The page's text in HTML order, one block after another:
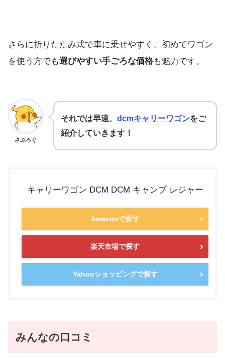
さらに折りたたみ式で車に乗せやすく、初めてワゴン
を使う方でも選びやすい手ごろな価格も魅力です。
さぶろぐ
それでは早速、 dcmキャリーワゴンをご
紹介していきます！
キャリーワゴン DCM DCM キャンプ レジャー
Amazonで探す
楽天市場で探す
Yahooショッピングで探す
みんなの口コミ